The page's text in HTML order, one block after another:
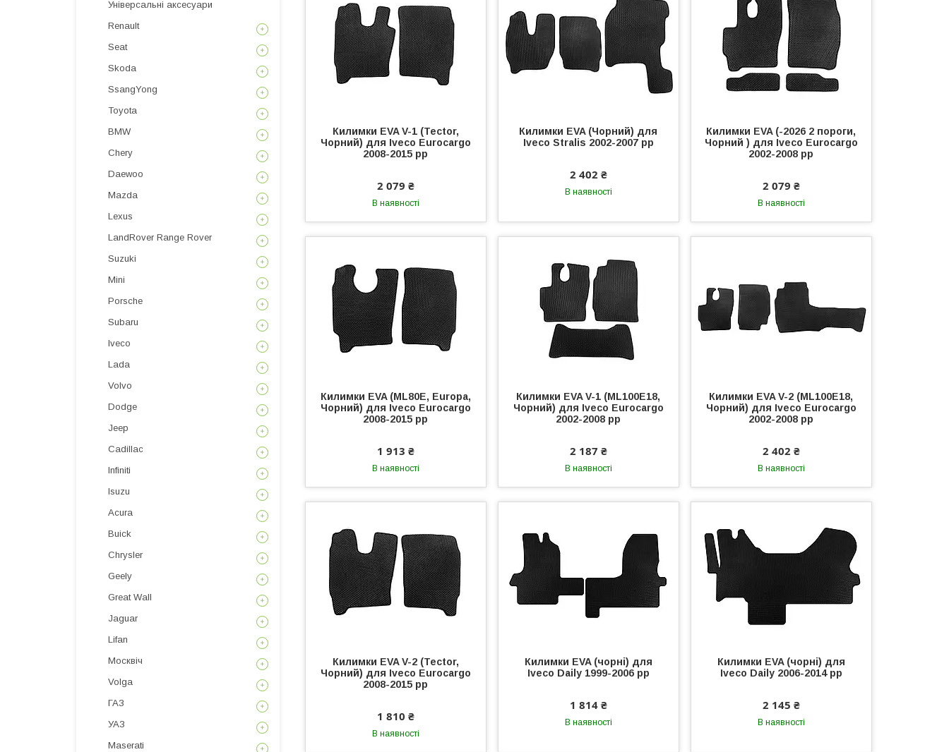
Килимки EVA V-1 (Tector,
Чорний) для Iveco Eurocargo
2008-2015 рр
2 079 ₴
В наявності
Килимки EVA (Чорний) для
Iveco Stralis 2002-2007 рр
2 402 ₴
В наявності
Килимки EVA (-2026 2 пороги,
Чорний ) для Iveco Eurocargo
2002-2008 рр
2 079 ₴
В наявності
Килимки EVA (ML80E, Europa,
Чорний) для Iveco Eurocargo
2008-2015 рр
1 913 ₴
В наявності
Килимки EVA V-1 (ML100E18,
Чорний) для Iveco Eurocargo
2002-2008 рр
2 187 ₴
В наявності
Килимки EVA V-2 (ML100E18,
Чорний) для Iveco Eurocargo
2002-2008 рр
2 402 ₴
В наявності
Килимки EVA V-2 (Tector,
Чорний) для Iveco Eurocargo
2008-2015 рр
1 810 ₴
В наявності
Килимки EVA (чорні) для
Iveco Daily 1999-2006 рр
1 814 ₴
В наявності
Килимки EVA (чорні) для
Iveco Daily 2006-2014 рр
2 145 ₴
В наявності
Універсальні аксесуари
Renault
Seat
Skoda
SsangYong
Toyota
BMW
Chery
Daewoo
Mazda
Lexus
LandRover Range Rover
Suzuki
Mini
Porsche
Subaru
Iveco
Lada
Volvo
Dodge
Jeep
Cadillac
Infiniti
Isuzu
Acura
Buick
Chrysler
Geely
Great Wall
Jaguar
Lifan
Москвіч
Volga
ГАЗ
УАЗ
Maserati